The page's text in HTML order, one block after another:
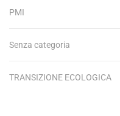
PMI
Senza categoria
TRANSIZIONE ECOLOGICA